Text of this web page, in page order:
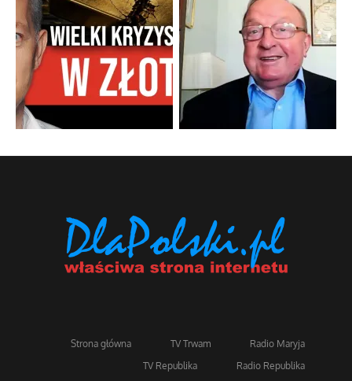
Strona główna TV Trwam
Radio Maryja
TV Republika
Radio Republika